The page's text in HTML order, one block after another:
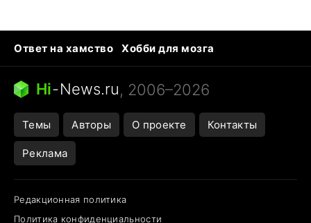
Ответ на хамство
Хобби для мозга
Бензин 100 vs 95
Тунцы в океанариуме
Следующая пандемия
Hi-News.ru, 2006–2026
Темы Авторы О проекте Контакты
Реклама
Редакционная политика
Политика конфиденциальности